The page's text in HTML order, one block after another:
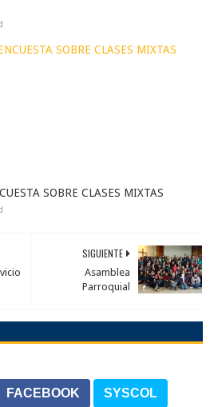
SOBRE CLASES MIXTAS
SIGUIENTE
Asamblea
Parroquial
FACEBOOK SYSCOL